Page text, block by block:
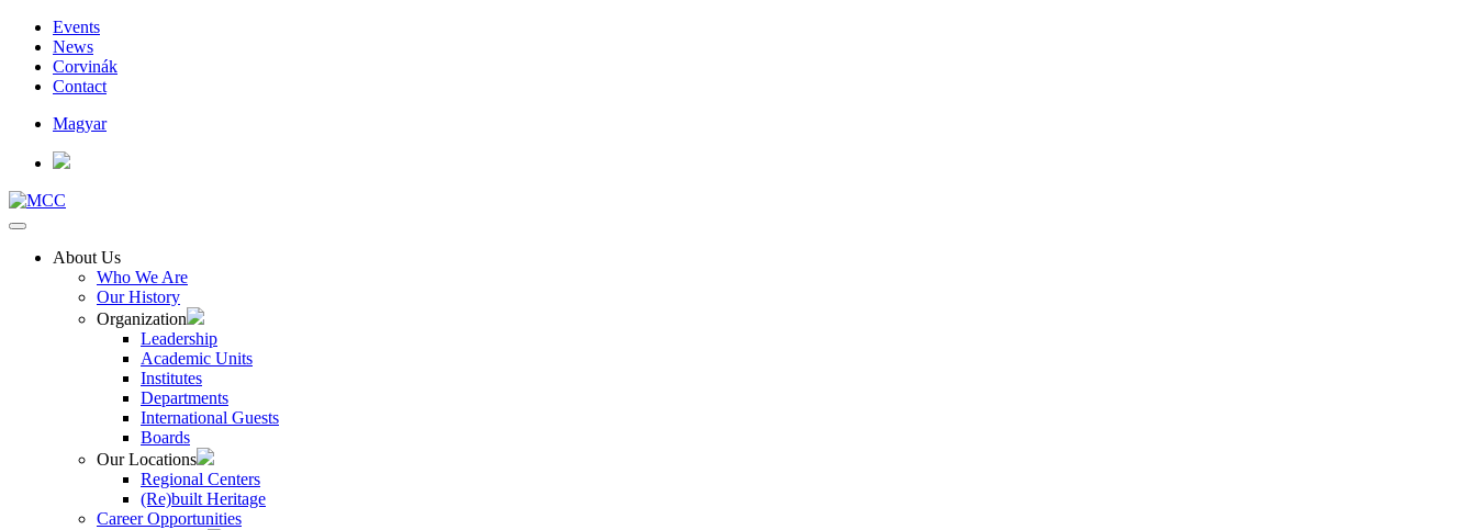
Events
News
Corvinák
Contact
Magyar
About Us
Who We Are
Our History
Organization
Leadership
Academic Units
Institutes
Departments
International Guests
Boards
Our Locations
Regional Centers
(Re)built Heritage
Career Opportunities